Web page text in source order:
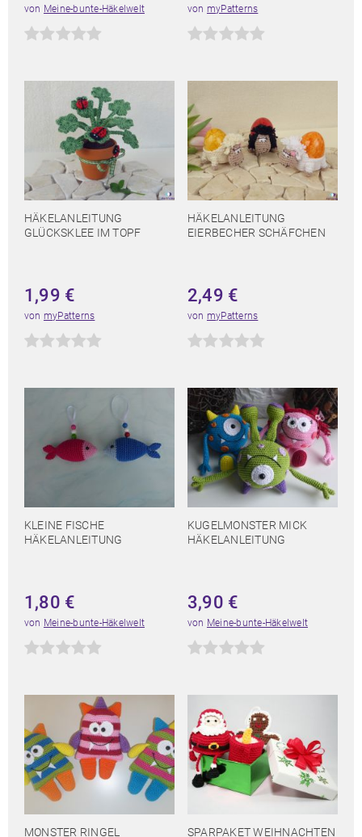
von Meine-bunte-Häkelwelt von myPatterns
HÄKELANLEITUNG
GLÜCKSKLEE IM TOPF
1,99 €
von myPatterns
HÄKELANLEITUNG
EIERBECHER SCHÄFCHEN
2,49 €
von myPatterns
KLEINE FISCHE
HÄKELANLEITUNG
1,80 €
von Meine-bunte-Häkelwelt
KUGELMONSTER MICK
HÄKELANLEITUNG
3,90 €
von Meine-bunte-Häkelwelt
MONSTER RINGEL
SPARPAKET WEIHNACHTEN